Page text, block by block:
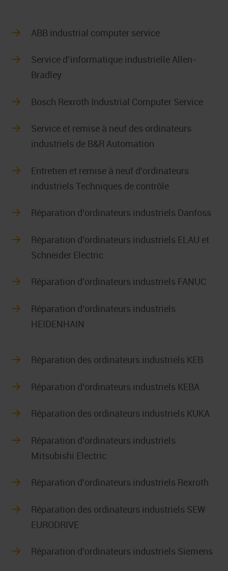
ABB industrial computer service
Service d’informatique industrielle Allen-
Bradley
Bosch Rexroth Industrial Computer Service
Service et remise à neuf des ordinateurs
industriels de B&R Automation
Entretien et remise à neuf d’ordinateurs
industriels Techniques de contrôle
Réparation d’ordinateurs industriels Danfoss
Réparation d’ordinateurs industriels ELAU et
Schneider Electric
Réparation d’ordinateurs industriels FANUC
Réparation d’ordinateurs industriels
HEIDENHAIN
Réparation des ordinateurs industriels KEB
Réparation d’ordinateurs industriels KEBA
Réparation des ordinateurs industriels KUKA
Réparation d’ordinateurs industriels
Mitsubishi Electric
Réparation d’ordinateurs industriels Rexroth
Réparation des ordinateurs industriels SEW
EURODRIVE
Réparation d’ordinateurs industriels Siemens